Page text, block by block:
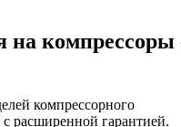
на
компрессорного
с расширенной гарантией.